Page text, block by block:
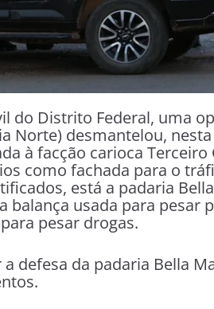
do Distrito Federal, uma
Norte) desmantelou,
à facção carioca Terceiro
como fachada para o
está a padaria
balança usada para pesar
pesar drogas.
defesa da padaria Bella